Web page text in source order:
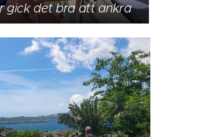
gick det bra att ankra